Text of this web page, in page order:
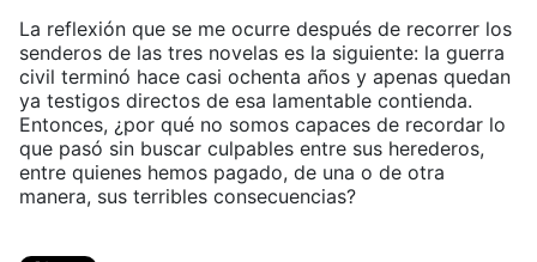
La reflexión que se me ocurre después de recorrer los
senderos de las tres novelas es la siguiente: la guerra
civil terminó hace casi ochenta años y apenas quedan
ya testigos directos de esa lamentable contienda.
Entonces, ¿por qué no somos capaces de recordar lo
que pasó sin buscar culpables entre sus herederos,
entre quienes hemos pagado, de una o de otra
manera, sus terribles consecuencias?